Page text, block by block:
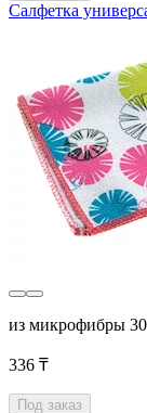
Салфетка
из микрофибры
336 ₸
Под заказ